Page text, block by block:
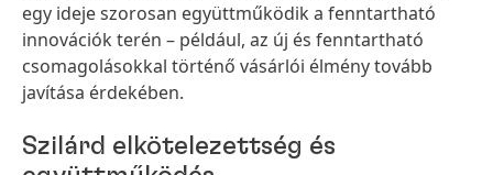
egy ideje szorosan együttműködik a fenntartható
innovációk terén – például, az új és fenntartható
csomagolásokkal történő vásárlói élmény tovább
javítása érdekében.
Szilárd elkötelezettség és